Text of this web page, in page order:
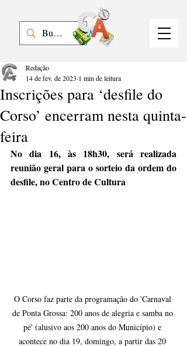
Inscrições para ‘desfile do
Corso’ encerram nesta quinta-
feira
Redação
14 de fev. de 2023 1 min de leitura
No dia 16, às 18h30, será realizada
reunião geral para o sorteio da ordem do
desfile, no Centro de Cultura
O Corso faz parte da programação do 'Carnaval
de Ponta Grossa: 200 anos de alegria e samba no
pé' (alusivo aos 200 anos do Município) e
acontece no dia 19, domingo, a partir das 20